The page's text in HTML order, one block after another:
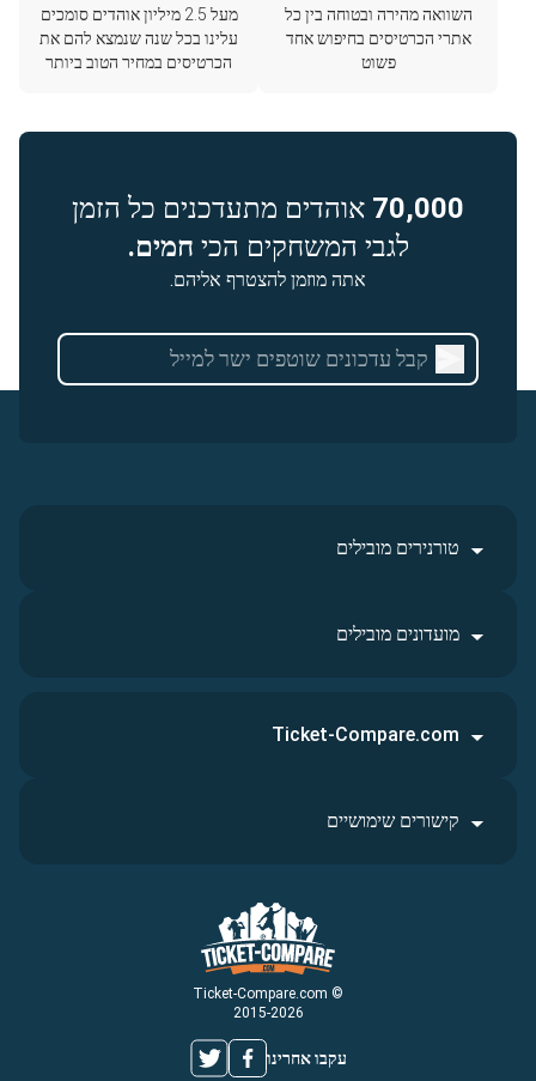
השוואה מהירה ובטוחה בין כל
אתרי הכרטיסים בחיפוש אחד
פשוט
מעל 2.5 מיליון אוהדים סומכים
עלינו בכל שנה שנמצא להם את
הכרטיסים במחיר הטוב ביותר
70,000 אוהדים מתעדכנים כל הזמן
לגבי המשחקים הכי חמים.
אתה מוזמן להצטרף אליהם.
טורנירים מובילים
מועדונים מובילים
© Ticket-Compare.com
2015-2026
עקבו אחרינו
Ticket-Compare.com
קישורים שימושיים